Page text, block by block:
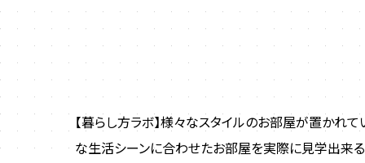
【暮らし方ラボ】様々なスタイルのお部屋が置かれ
な生活シーンに合わせたお部屋を実際に見学出来る